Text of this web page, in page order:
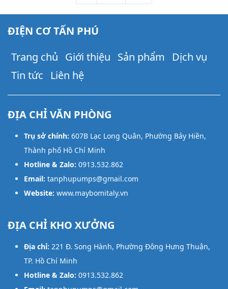
ĐIỆN CƠ TẤN PHÚ
Trang chủ Giới thiệu Sản phẩm
Dịch vụ
Tin tức
Liên hệ
ĐỊA CHỈ VĂN PHÒNG
Trụ sở chính: 607B Lạc Long Quân, Phường Bảy Hiền,
Thành phố Hồ Chí Minh
Hotline & Zalo: 0913.532.862
Email: tanphupumps@gmail.com
Website: www.maybomitaly.vn
ĐỊA CHỈ KHO XƯỞNG
Địa chỉ: 221 Đ. Song Hành, Phường Đông Hưng Thuận,
TP. Hồ Chí Minh
Hotline & Zalo: 0913.532.862